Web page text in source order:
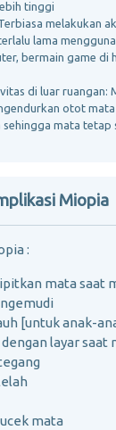
tinggi
melakukan
lama
bermain game di
di luar ruangan:
otot mata
sehingga mata tetap
Miopia
:
mata saat
[untuk anak-
layar saat
mata